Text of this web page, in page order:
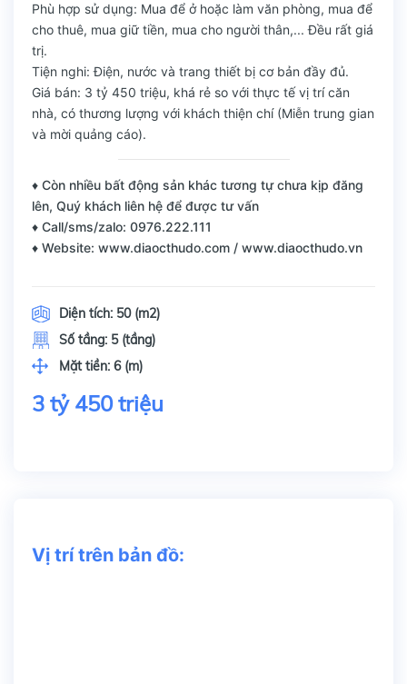
Phù hợp sử dụng: Mua để ở hoặc làm văn phòng, mua để
cho thuê, mua giữ tiền, mua cho người thân,... Đều rất giá
trị.
Tiện nghi: Điện, nước và trang thiết bị cơ bản đầy đủ.
Giá bán: 3 tỷ 450 triệu, khá rẻ so với thực tế vị trí căn
nhà, có thương lượng với khách thiện chí (Miễn trung gian
và mời quảng cáo).
♦ Còn nhiều bất động sản khác tương tự chưa kịp đăng
lên, Quý khách liên hệ để được tư vấn
♦ Call/sms/zalo: 0976.222.111
♦ Website: www.diaocthudo.com / www.diaocthudo.vn
Diện tích: 50 (m2)
Số tầng: 5 (tầng)
Mặt tiền: 6 (m)
3 tỷ 450 triệu
Vị trí trên bản đồ: